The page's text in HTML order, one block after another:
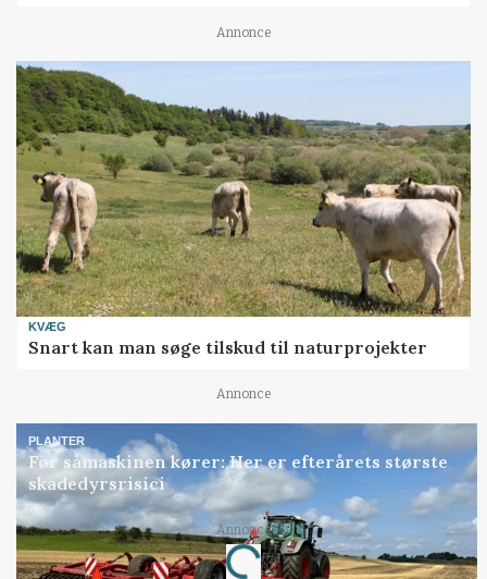
Annonce
KVÆG
Snart kan man søge tilskud til naturprojekter
Annonce
PLANTER
Før såmaskinen kører: Her er efterårets største
skadedyrsrisici
Annonce
Loading...